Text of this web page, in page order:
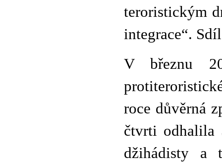
teroristickým
integrace“.
V březnu
roce důvěrná
čtvrti odhalila
džihádisty a